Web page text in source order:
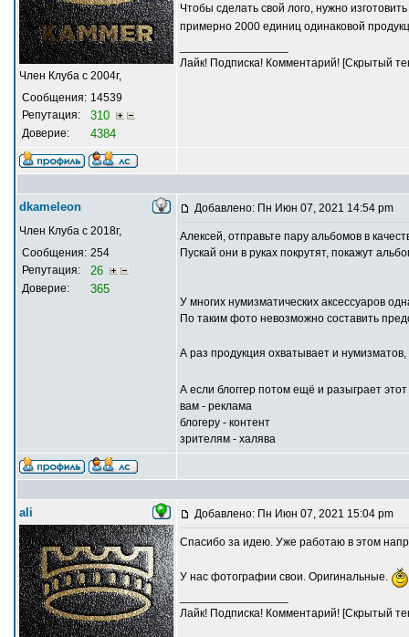
Член Клуба с 2004г,
Сообщения: 14539
Репутация:
310
Доверие: 4384
Чтобы сделать свой лого, нужно
примерно 2000 единиц одинаковой
Лайк! Подписка! Комментарий! [Скрытый
dkameleon
Член Клуба с 2018г,
Сообщения: 254
Репутация:
26
Доверие: 365
Добавлено: Пн Июн 07, 2021 14:54 pm
Алексей, отправьте пару альбомов в
Пускай они в руках покрутят, покажут
У многих нумизматических аксессуаров
По таким фото невозможно составить
А раз продукция охватывает и
А если блоггер потом ещё и разыграет
вам - реклама
блогеру - контент
зрителям - халява
ali Добавлено: Пн Июн 07, 2021 15:04 pm
Спасибо за идею. Уже работаю в этом
У нас фотографии свои. Оригинальные.
Лайк! Подписка! Комментарий! [Скрытый